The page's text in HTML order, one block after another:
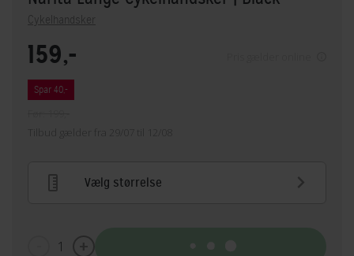
Cykelhandsker
159,-
Spar 40,-
Tilbud gælder fra 29/07 til 12/08
Vælg størrelse
1